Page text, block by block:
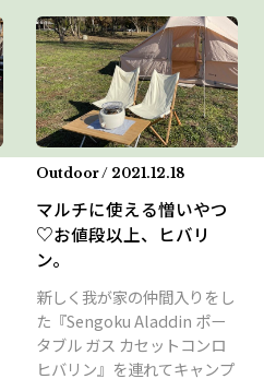
Outdoor / 2021.12.18
マルチに使える憎いやつ
♡お値段以上、ヒバリ
ン。
新しく我が家の仲間入りをし
た『Sengoku Aladdin ポー
タブル ガス カセットコンロ
ヒバリン』を連れてキャンプ